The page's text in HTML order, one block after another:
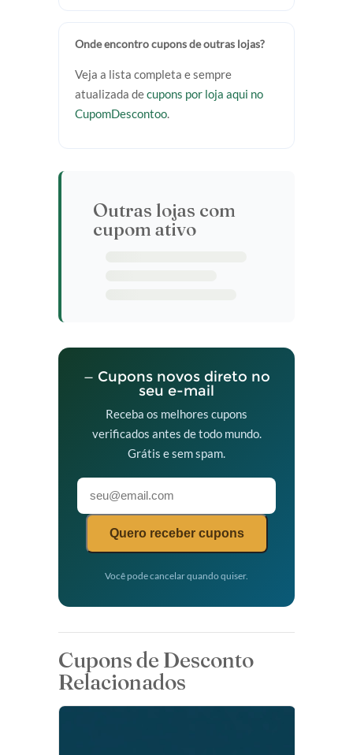
Onde encontro cupons de outras lojas?
Veja a lista completa e sempre
atualizada decupons por loja aqui no
CupomDescontoo.
Outras lojas com
cupom ativo
— Cupons novos direto no
seu e-mail
Receba os melhores cupons
verificados antes de todo mundo.
Grátis e sem spam.
Quero receber cupons
Você pode cancelar quando quiser.
Cupons de Desconto
Relacionados